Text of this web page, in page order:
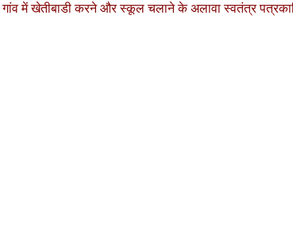
गांव में खेतीबाडी करने और स्कूल चलाने के अलावा स्वतंत्र